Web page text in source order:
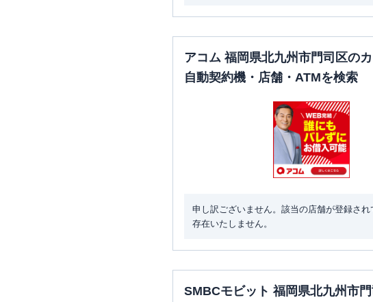
アコム 福岡県北九州市門司区の
自動契約機・店舗・ATMを検索
申し訳ございません。該当の店舗が登録され
存在いたしません。
SMBCモビット 福岡県北九州市